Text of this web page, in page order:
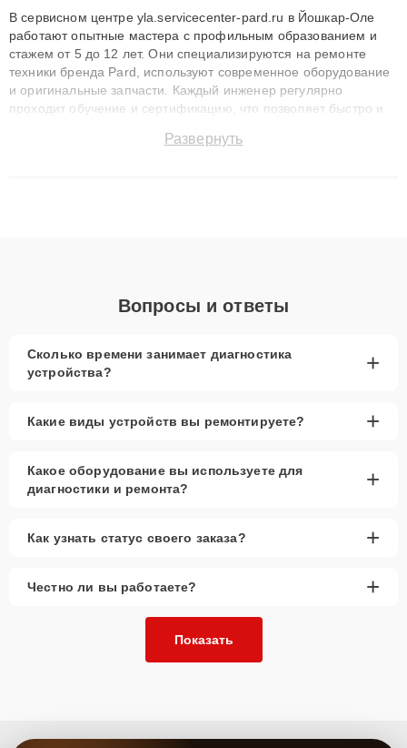
В сервисном центре yla.servicecenter-pard.ru в Йошкар-Оле
работают опытные мастера с профильным образованием и
стажем от 5 до 12 лет. Они специализируются на ремонте
техники бренда Pard, используют современное оборудование
и оригинальные запчасти. Каждый инженер регулярно
проходит обучение и сертификацию, что позволяет быстро и
сохранением гарантии до 3 лет. Наши мастера решают
Развернуть
Вопросы и ответы
Сколько времени занимает диагностика
устройства?
+
Какие виды устройств вы ремонтируете? +
Какое оборудование вы используете для
диагностики и ремонта?
+
Как узнать статус своего заказа? +
Честно ли вы работаете? +
Показать